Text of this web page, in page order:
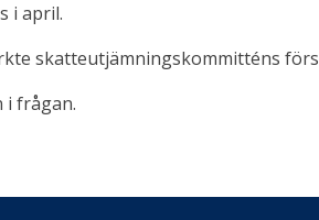
i april.
skatteutjämningskommitténs
i frågan.